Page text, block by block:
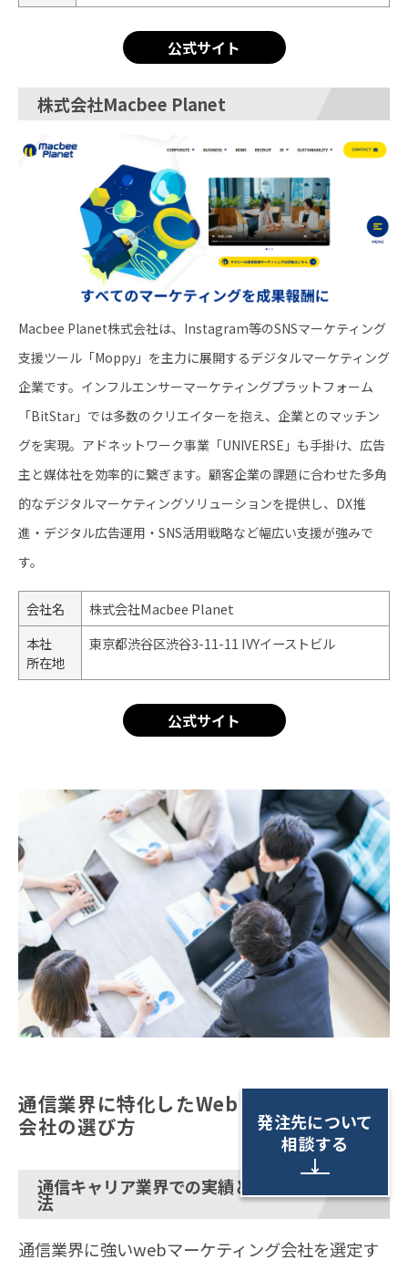
公式サイト
株式会社Macbee Planet
Macbee Planet株式会社は、Instagram等のSNSマーケティング
支援ツール「Moppy」を主力に展開するデジタルマーケティング
企業です。インフルエンサーマーケティングプラットフォーム
「BitStar」では多数のクリエイターを抱え、企業とのマッチン
グを実現。アドネットワーク事業「UNIVERSE」も手掛け、広告
主と媒体社を効率的に繋ぎます。顧客企業の課題に合わせた多角
的なデジタルマーケティングソリューションを提供し、DX推
進・デジタル広告運用・SNS活用戦略など幅広い支援が強みで
す。
会社名
株式会社Macbee Planet
本社
所在地
東京都渋谷区渋谷3-11-11 IVYイーストビル
公式サイト
通信業界に特化したWebマーケティング
会社の選び方
通信キャリア業界での実績と成功事例の確認方
法
通信業界に強いwebマーケティング会社を選定す
発注先について
相談する
↓